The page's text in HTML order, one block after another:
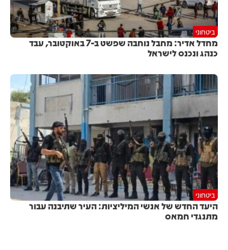
ביטחוני
מחדל אדיר: מחבל נוחבה שפשט ב-7 באוקטובר, עבד
כנהג ונכנס לישראל
ביטחוני
היעד החדש של אנשי המיליציות: העיר שתיבנה עבור
מתנגדי חמאס